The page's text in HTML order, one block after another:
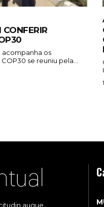
acompanha os
se reuniu pela...
augue